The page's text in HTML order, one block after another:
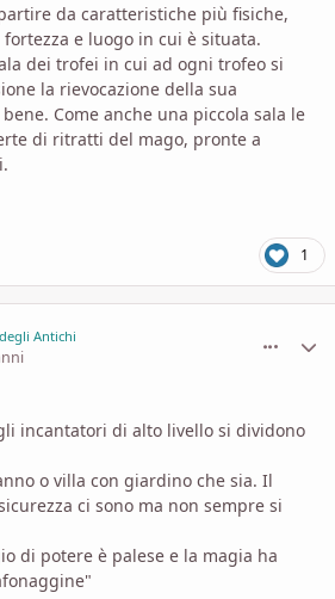
da caratteristiche più fisiche,
e luogo in cui è situata.
dei trofei in cui ad ogni trofeo si
la rievocazione della sua
Come anche una piccola sala le
di ritratti del mago, pronte a
1
Antichi
incantatori di alto livello si dividono
o villa con giardino che sia. Il
ci sono ma non sempre si
di potere è palese e la magia ha